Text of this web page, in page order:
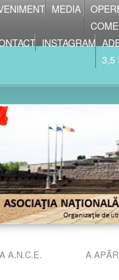
MEDIA
INSTAGRAM
3,5
A.N.C.E.
A